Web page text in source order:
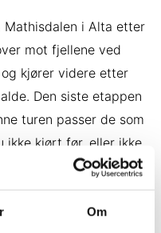
Om
i Alta etter
mot fjellene ved
kjører videre etter
Den siste etappen
turen passer de som
ikke kjørt før, eller ikke
kan du sitte på i
er lukket og behagelig
må vi gå.